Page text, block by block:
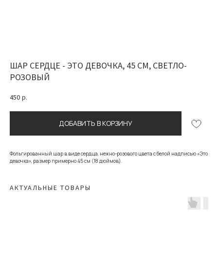
ШАР СЕРДЦЕ - ЭТО ДЕВОЧКА, 45 СМ, СВЕТЛО-
РОЗОВЫЙ
450 р.
ДОБАВИТЬ В КОРЗИНУ
Фольгированный шар в виде сердца, нежно-розового цвета с белой надписью «Это
девочка», размер примерно 45 см (18 дюймов).
АКТУАЛЬНЫЕ ТОВАРЫ